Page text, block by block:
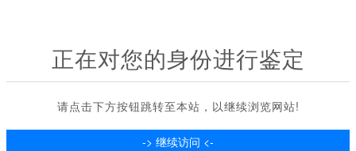
正在对您的身份进行鉴定
请点击下方按钮跳转至本站，以继续浏览网站!